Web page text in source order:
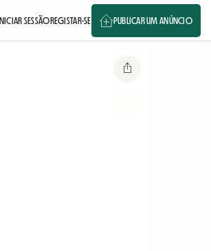
SESSÃOREGISTAR-SE PUBLICAR UM ANÚNCIO